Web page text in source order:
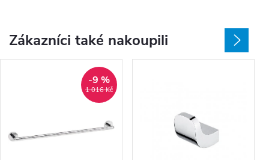
Zákazníci také nakoupili
1 016 Kč
-9 %